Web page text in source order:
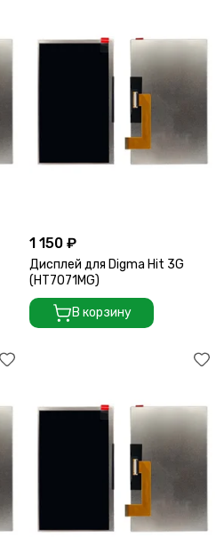
1 150 ₽
Дисплей для Digma Hit 3G
(HT7071MG)
В корзину